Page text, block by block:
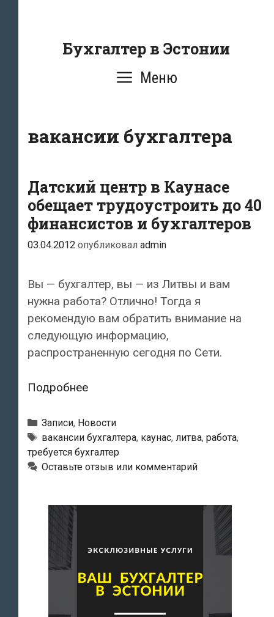
содержаниюБухгалтер в Эстонии
Меню
вакансии бухгалтера
Датский центр в Каунасе
обещает трудоустроить до 40
финансистов и бухгалтеров
03.04.2012 опубликовал admin
Вы — бухгалтер, вы — из Литвы и вам
нужна работа? Отлично! Тогда я
рекомендую вам обратить внимание на
следующую информацию,
распространенную сегодня по Сети.
ПодробнееДатский
в
Каунасе
обещает
трудоустроить
40
Рубрики
Записи, Новости
Метки
вакансии бухгалтера, каунас, литва, работа,
требуется бухгалтер
Оставьте отзыв или комментарий